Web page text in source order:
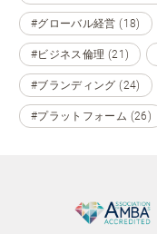
#グローバル経営 (18)
#ビジネス倫理 (21)
#ブランディング (24)
#プラットフォーム (26)